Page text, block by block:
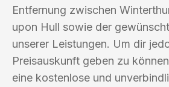
Entfernung zwischen
upon Hull sowie der
unserer Leistungen. Um dir
Preisauskunft geben zu
eine kostenlose und